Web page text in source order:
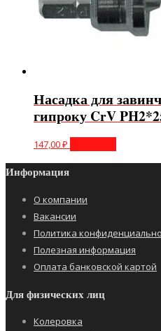
Насадка для
гипроку CrV
147,00₽
Информация
О компании
Вакансии
Политика
Полезная информация
Оплата банковской картой
Для физических лиц
Колеровка